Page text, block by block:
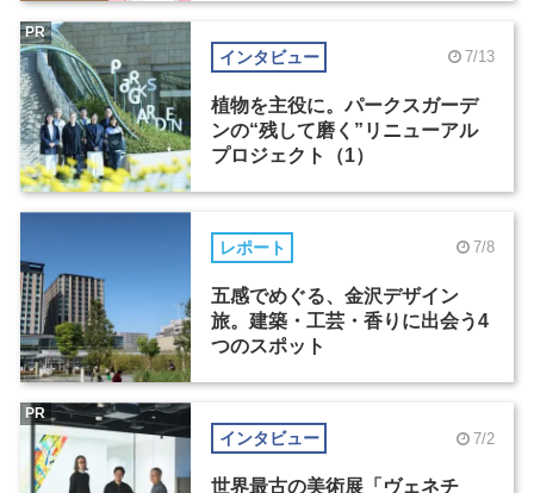
インタビュー 7/13
植物を主役に。パークスガーデ
ンの“残して磨く”リニューアル
プロジェクト（1）
PR
レポート 7/8
五感でめぐる、金沢デザイン
旅。建築・工芸・香りに出会う4
つのスポット
インタビュー 7/2
世界最古の美術展「ヴェネチ
PR